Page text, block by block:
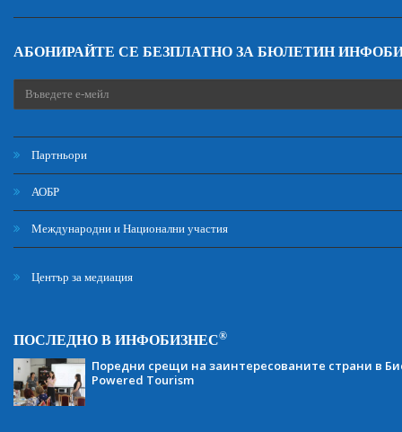
АБОНИРАЙТЕ СЕ БЕЗПЛАТНО ЗА БЮЛЕТИН
Партньори
АОБР
Международни и Национални участия
Център за медиация
ПОСЛЕДНО В ИНФОБИЗНЕС®
Поредни срещи на заинтересованите страни в
Powered Tourism